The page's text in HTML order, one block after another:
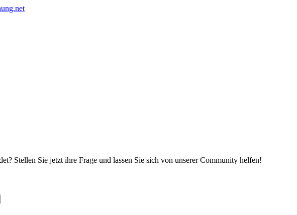
Stellen Sie jetzt ihre Frage und lassen Sie sich von unserer Community helfen!